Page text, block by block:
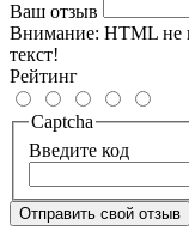
Ваш отзыв
Внимание: HTML не
текст!
Рейтинг
Captcha
Введите код
Отправить свой отзыв